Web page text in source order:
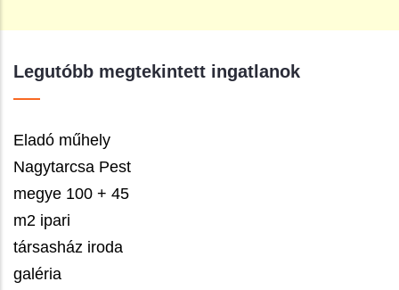
Legutóbb megtekintett ingatlanok
Eladó műhely
Nagytarcsa Pest
megye 100 + 45
m2 ipari
társasház iroda
galéria